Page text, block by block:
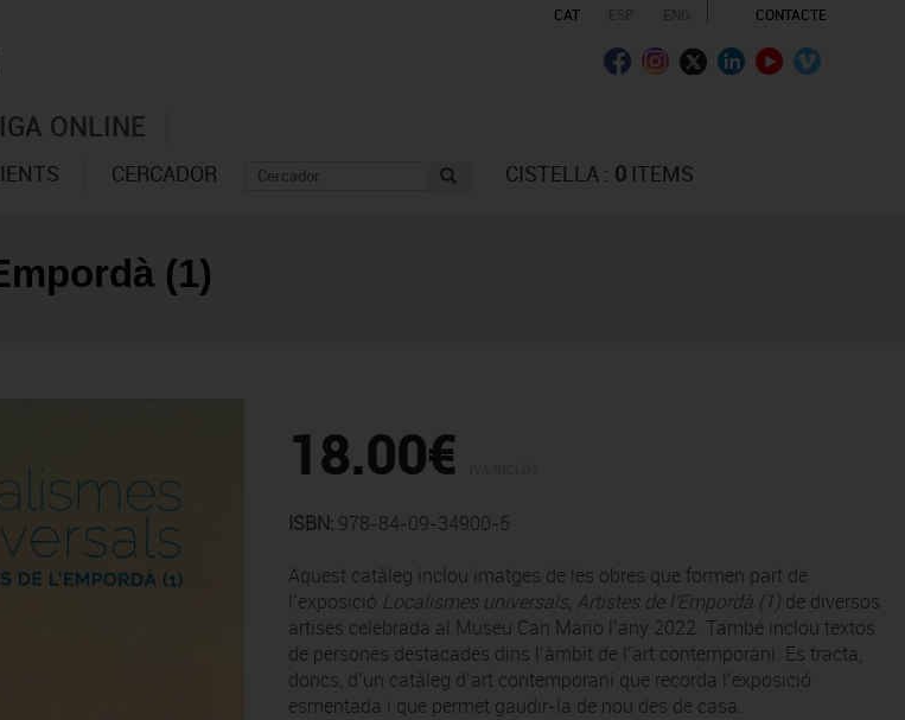
CAT CONTACTE
ONLINE
CERCADOR CISTELLA : 0 ITEMS
(1)
18.00€
ISBN: 978-84-09-34900-5
Aquest catàleg inclou imatges de les obres que formen part de
l’exposició Localismes universals, Artistes de l'Empordà (1) de diversos
artises celebrada al Museu Can Mario l’any 2022. També inclou textos
de persones destacades dins l’àmbit de l’art contemporani. Es tracta,
doncs, d’un catàleg d’art contemporani que recorda l’exposició
esmentada i que permet gaudir-la de nou des de casa.